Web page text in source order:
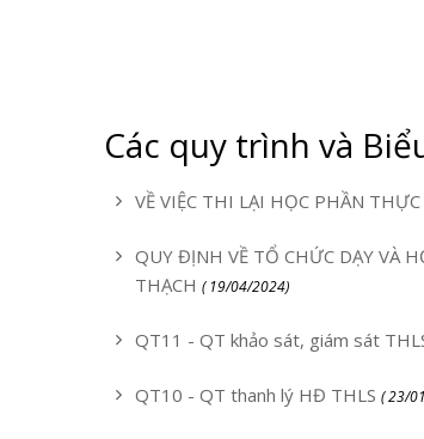
Các quy trình và
VỀ VIỆC THI LẠI HỌC PHẦN
QUY ĐỊNH VỀ TỔ CHỨC DẠY VÀ
THẠCH ( 19/04/2024)
QT11 - QT khảo sát, giám sát
QT10 - QT thanh lý HĐ THLS ( 23/